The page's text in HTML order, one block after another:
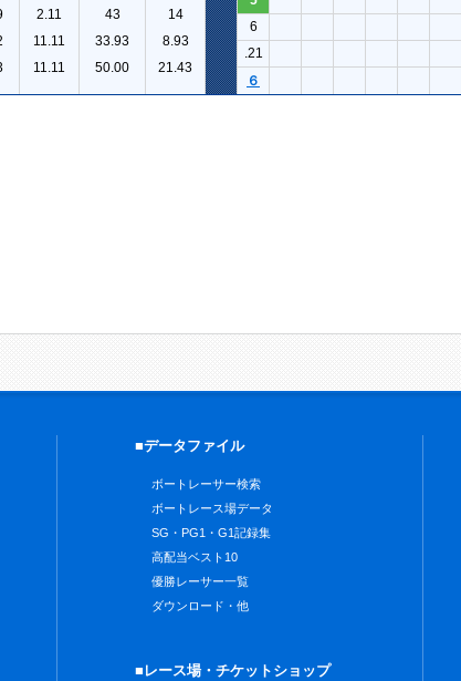
2.11
11.11
11.11
43
33.93
50.00
14
8.93
21.43
6
.21
６
■データファイル
ボートレーサー検索
ボートレース場データ
SG・PG1・G1記録集
高配当ベスト10
優勝レーサー一覧
ダウンロード・他
■レース場・チケットショップ